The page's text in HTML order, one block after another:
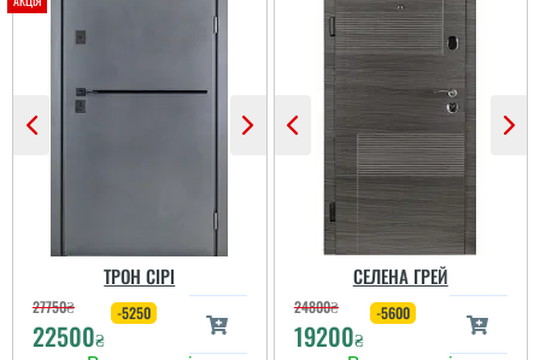
Мирон
Дуже сподобалось
покриття та те , що
ТРОН СІРІ
27750₴
22500₴
-5250
СЕЛЕНА ГРЕЙ
24800₴
19200₴
-5600